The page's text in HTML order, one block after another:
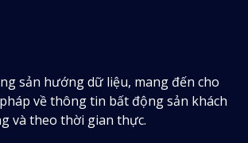
sản hướng dữ liệu, mang đến cho
về thông tin bất động sản khách
và theo thời gian thực.